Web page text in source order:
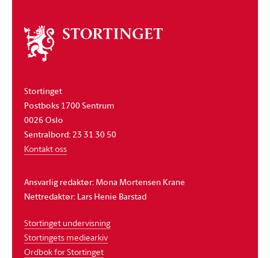
Om
stortinget
Stortinget
Postboks 1700 Sentrum
0026 Oslo
Sentralbord: 23 31 30 50
Kontakt oss
Ansvarlig redaktør: Mona Mortensen Krane
Nettredaktør: Lars Henie Barstad
Stortinget undervisning
Stortingets mediearkiv
Ordbok for Stortinget